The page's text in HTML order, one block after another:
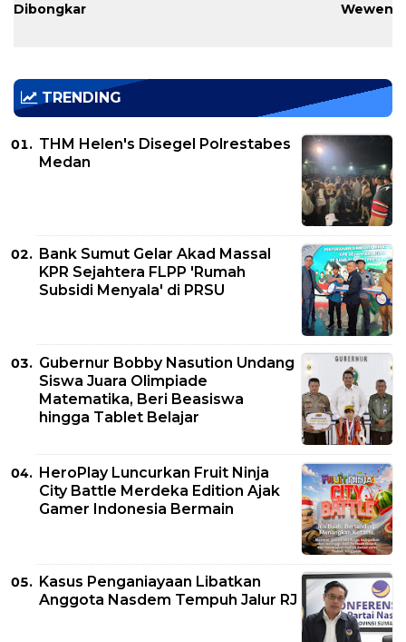
Dibongkar
TRENDING
THM Helen's Disegel Polrestabes
Medan
Bank Sumut Gelar Akad Massal
KPR Sejahtera FLPP 'Rumah
Subsidi Menyala' di PRSU
Gubernur Bobby Nasution Undang
Siswa Juara Olimpiade
Matematika, Beri Beasiswa
hingga Tablet Belajar
HeroPlay Luncurkan Fruit Ninja
City Battle Merdeka Edition Ajak
Gamer Indonesia Bermain
Kasus Penganiayaan Libatkan
Anggota Nasdem Tempuh Jalur RJ